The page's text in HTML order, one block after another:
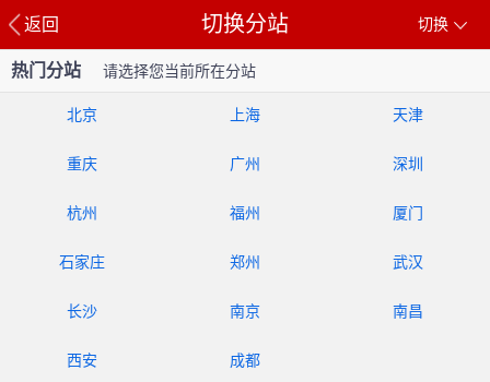
返回 切换
切换分站
热门分站 请选择您当前所在分站
北京 上海 天津
重庆 广州 深圳
杭州 福州 厦门
石家庄 郑州 武汉
长沙 南京 南昌
西安 成都